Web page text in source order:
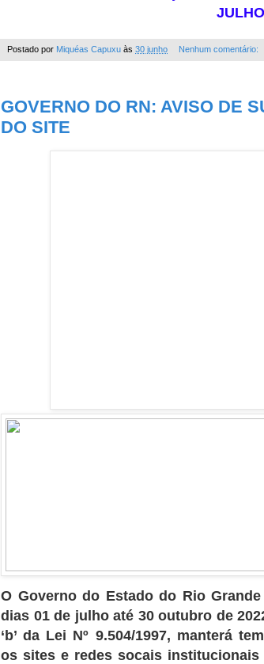
JULHO
Postado por Miquéas Capuxu às 30 junho Nenhum comentário:
GOVERNO DO RN: AVISO DE
DO SITE
O Governo do Estado do Rio
dias 01 de julho até 30 outubro de
‘b’ da Lei Nº 9.504/1997, manterá
os sites e redes socais